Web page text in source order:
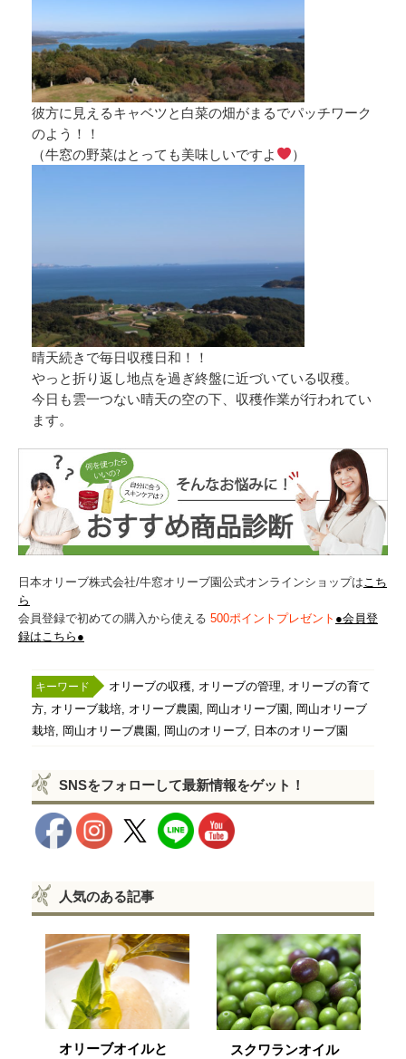
彼方に見えるキャベツと白菜の畑がまるでパッチワーク
のよう！！
（牛窓の野菜はとっても美味しいですよ
）
晴天続きで毎日収穫日和！！
やっと折り返し地点を過ぎ終盤に近づいている収穫。
今日も雲一つない晴天の空の下、収穫作業が行われてい
ます。
日本オリーブ株式会社/牛窓オリーブ園公式オンラインショップはこち
ら
会員登録で初めての購入から使える 500ポイントプレゼント ●会員登
録はこちら●
オリーブの収穫 オリーブの管理
オリーブの育て
方 オリーブ栽培 オリーブ農園 岡山オリーブ園
岡山オリーブ
栽培
岡山オリーブ農園 岡山のオリーブ 日本のオリーブ園
SNSをフォローして最新情報をゲット！
人気のある記事
オリーブオイルと
スクワランオイル